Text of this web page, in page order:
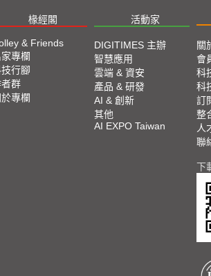
椽經閣 活動家
& Friends
專欄
行腳
群
於專欄
DIGITIMES 主辦
智慧應用
雲端 & 資安
產品 & 研發
AI & 創新
其他
AI EXPO Taiwan
關
會
科
科
訂
整
人
聯
下